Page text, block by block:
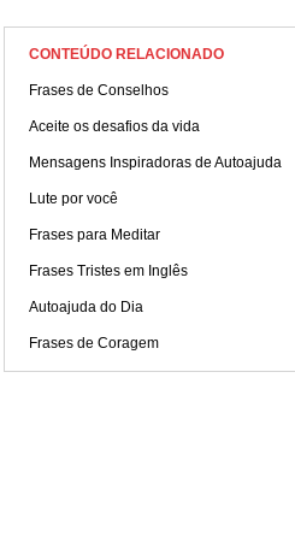
CONTEÚDO RELACIONADO
Frases de Conselhos
Aceite os desafios da vida
Mensagens Inspiradoras de Autoajuda
Lute por você
Frases para Meditar
Frases Tristes em Inglês
Autoajuda do Dia
Frases de Coragem